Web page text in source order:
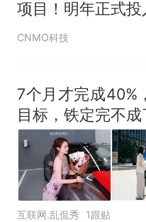
项目！明年正式投
CNMO科技
7个月才完成40%
目标，铁定完不成
互联网.乱侃秀 1跟贴